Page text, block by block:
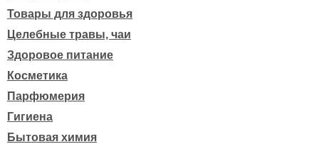
Товары для здоровья
Целебные травы, чаи
Здоровое питание
Косметика
Парфюмерия
Гигиена
Бытовая химия